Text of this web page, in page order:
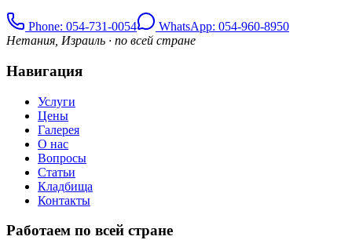
Phone: 054-731-0054
WhatsApp: 054-960-8950
Нетания, Израиль · по всей стране
Навигация
Услуги
Цены
Галерея
О нас
Вопросы
Статьи
Кладбища
Контакты
Работаем по всей стране